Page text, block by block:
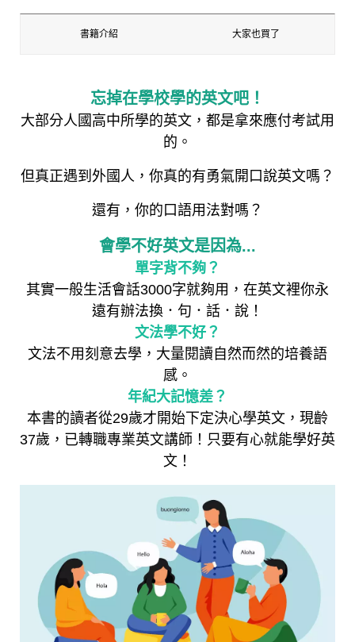
書籍介紹 大家也買了
忘掉在學校學的英文吧！
大部分人國高中所學的英文，都是拿來應付考試用
的。
但真正遇到外國人，你真的有勇氣開口說英文嗎？
還有，你的口語用法對嗎？
會學不好英文是因為...
單字背不夠？
其實一般生活會話3000字就夠用，在英文裡你永
遠有辦法換．句．話．說！
文法學不好？
文法不用刻意去學，大量閱讀自然而然的培養語
感。
年紀大記憶差？
本書的讀者從29歲才開始下定決心學英文，現齡
37歲，已轉職專業英文講師！只要有心就能學好英
文！